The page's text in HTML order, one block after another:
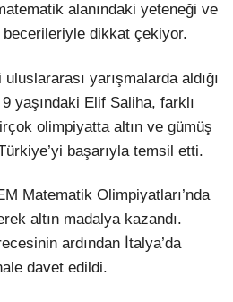
alanındaki yeteneği ve
dikkat çekiyor.
yarışmalarda aldığı
yaşındaki Elif Saliha, farklı
olimpiyatta altın ve gümüş
başarıyla temsil etti.
Matematik Olimpiyatları’nda
altın madalya kazandı.
ardından İtalya’da
davet edildi.